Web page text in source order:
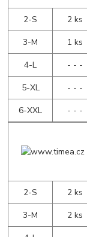
2-S
2 ks
3-M
1 ks
4-L
- - -
5-XL
- - -
6-XXL
- - -
2-S
2 ks
3-M
2 ks